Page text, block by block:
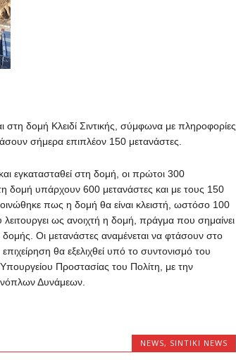
δομή Κλειδί Σιντικής, σύμφωνα με πληροφορίες
σήμερα επιπλέον 150 μετανάστες.
εγκατασταθεί στη δομή, οι πρώτοι 300
δομή υπάρχουν 600 μετανάστες και με τους 150
πως η δομή θα είναι κλειστή, ωστόσο 100
ως ανοιχτή η δομή, πράγμα που σημαίνει
δομής. Οι μετανάστες αναμένεται να φτάσουν στο
θα εξελιχθεί υπό το συντονισμό του
Προστασίας του Πολίτη, με την
Δυνάμεων.
NEWS, SINTIKI NEWS